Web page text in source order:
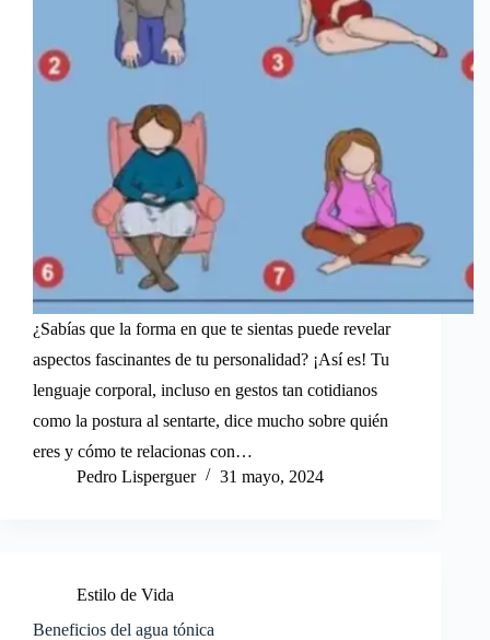
¿Sabías que la forma en que te sientas puede revelar
aspectos fascinantes de tu personalidad? ¡Así es! Tu
lenguaje corporal, incluso en gestos tan cotidianos
como la postura al sentarte, dice mucho sobre quién
eres y cómo te relacionas con…
Pedro Lisperguer
31 mayo, 2024
Estilo de Vida
Beneficios del agua tónica